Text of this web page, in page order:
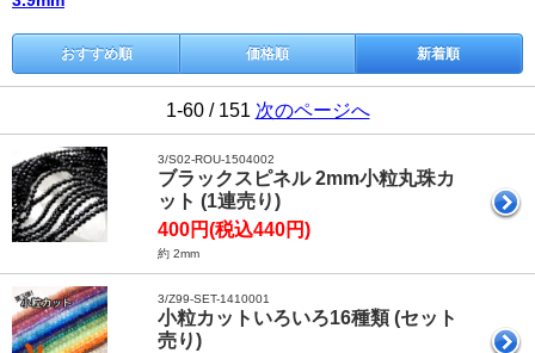
おすすめ順 価格順 新着順
1-60 / 151 次のページへ
3/S02-ROU-1504002
ブラックスピネル 2mm小粒丸珠カ
ット (1連売り)
400円(税込440円)
約 2mm
3/Z99-SET-1410001
小粒カットいろいろ16種類 (セット
売り)